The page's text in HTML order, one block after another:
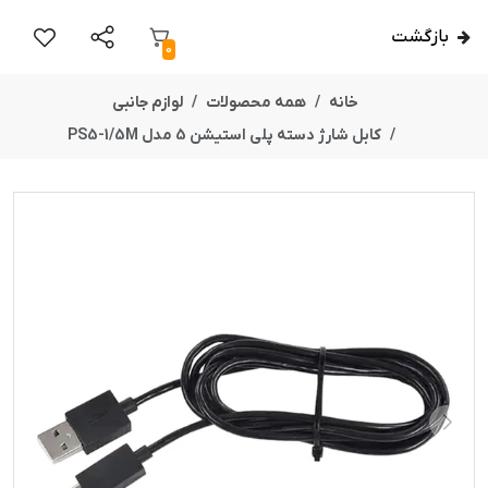
بازگشت
0
خانه همه محصولات
لوازم جانبی
کابل شارژ دسته پلی استیشن 5 مدل PS5-1/5M